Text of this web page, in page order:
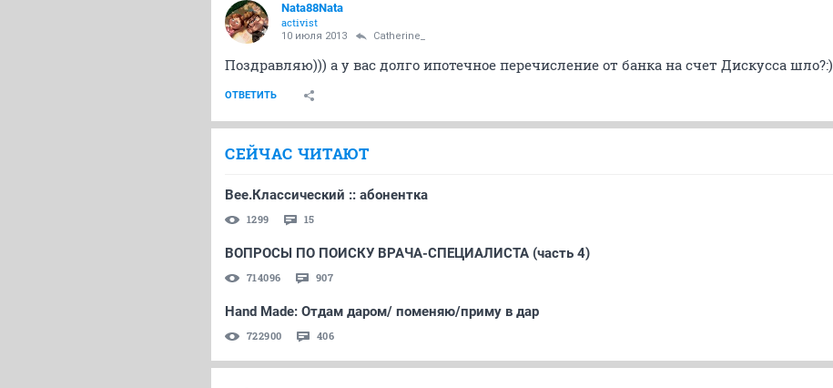
Nata88Nata
activist
10 июля 2013 Catherine_
Поздравляю))) а у вас долго ипотечное перечисление от банка на счет Дискусса шло?:)
ОТВЕТИТЬ
СЕЙЧАС ЧИТАЮТ
Bee.Классический :: абонентка
1299 15
ВОПРОСЫ ПО ПОИСКУ ВРАЧА-СПЕЦИАЛИСТА (часть 4)
714096 907
Hand Made: Отдам даром/ поменяю/приму в дар
722900 406